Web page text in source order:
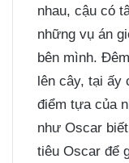
nhau, cậu có
những vụ án
bên mình.
lên cây, tại ấy
điểm tựa của
như Oscar
tiêu Oscar để